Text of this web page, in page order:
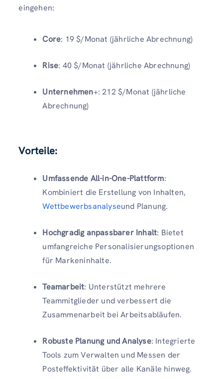
eingehen:
Core: 19 $/Monat (jährliche Abrechnung)
Rise: 40 $/Monat (jährliche Abrechnung)
Unternehmen+: 212 $/Monat (jährliche
Abrechnung)
Vorteile:
Umfassende All-in-One-Plattform:
Kombiniert die Erstellung von Inhalten,
Wettbewerbsanalyseund Planung.
Hochgradig anpassbarer Inhalt: Bietet
umfangreiche Personalisierungsoptionen
für Markeninhalte.
Teamarbeit: Unterstützt mehrere
Teammitglieder und verbessert die
Zusammenarbeit bei Arbeitsabläufen.
Robuste Planung und Analyse: Integrierte
Tools zum Verwalten und Messen der
Posteffektivität über alle Kanäle hinweg.